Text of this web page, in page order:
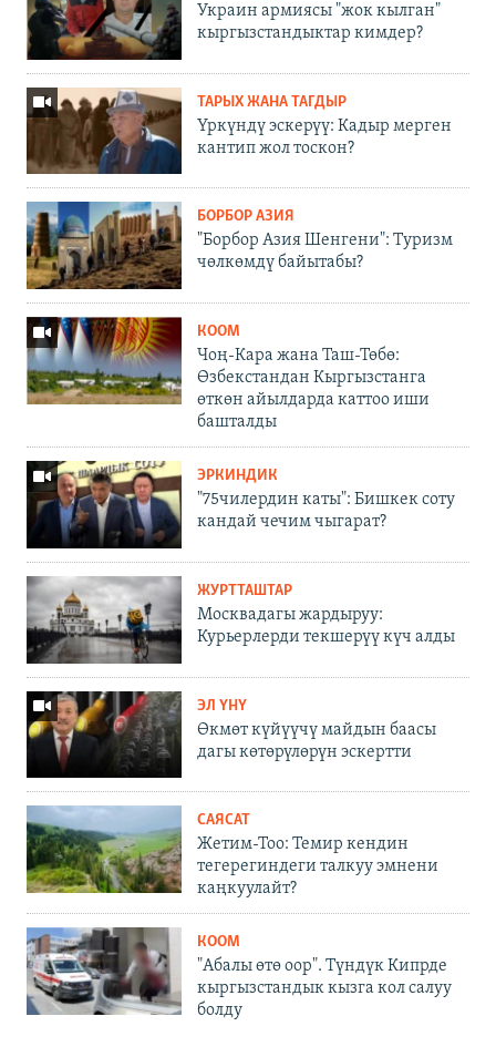
Украин армиясы "жок кылган"
кыргызстандыктар кимдер?
ТАРЫХ ЖАНА ТАГДЫР
Үркүндү эскерүү: Кадыр мерген
кантип жол тоскон?
БОРБОР АЗИЯ
"Борбор Азия Шенгени": Туризм
чөлкөмдү байытабы?
КООМ
Чоң-Кара жана Таш-Төбө:
Өзбекстандан Кыргызстанга
өткөн айылдарда каттоо иши
башталды
ЭРКИНДИК
"75чилердин каты": Бишкек соту
кандай чечим чыгарат?
ЖУРТТАШТАР
Москвадагы жардыруу:
Курьерлерди текшерүү күч алды
ЭЛ ҮНҮ
Өкмөт күйүүчү майдын баасы
дагы көтөрүлөрүн эскертти
САЯСАТ
Жетим-Тоо: Темир кендин
тегерегиндеги талкуу эмнени
каңкуулайт?
КООМ
"Абалы өтө оор". Түндүк Кипрде
кыргызстандык кызга кол салуу
болду